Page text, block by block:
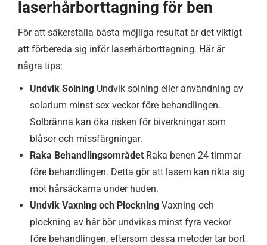
laserhårborttagning för ben
För att säkerställa bästa möjliga resultat är det viktigt
att förbereda sig inför laserhårborttagning. Här är
några tips:
Undvik Solning Undvik solning eller användning av
solarium minst sex veckor före behandlingen.
Solbränna kan öka risken för biverkningar som
blåsor och missfärgningar.
Raka Behandlingsområdet Raka benen 24 timmar
före behandlingen. Detta gör att lasern kan rikta sig
mot hårsäckarna under huden.
Undvik Vaxning och Plockning Vaxning och
plockning av hår bör undvikas minst fyra veckor
före behandlingen, eftersom dessa metoder tar bort